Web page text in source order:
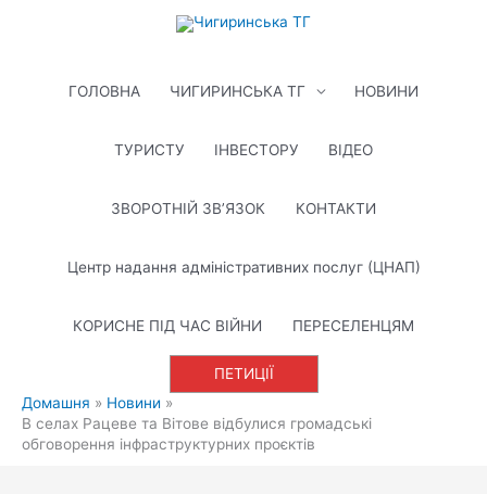
ГОЛОВНА
ЧИГИРИНСЬКА ТГ НОВИНИ
ТУРИСТУ ІНВЕСТОРУ ВІДЕО
ЗВОРОТНІЙ ЗВ’ЯЗОК КОНТАКТИ
Центр надання адміністративних послуг (ЦНАП)
КОРИСНЕ ПІД ЧАС ВІЙНИ ПЕРЕСЕЛЕНЦЯМ
ПЕТИЦІЇ
Домашня
Новини
В селах Рацеве та Вітове відбулися громадські
обговорення інфраструктурних проєктів